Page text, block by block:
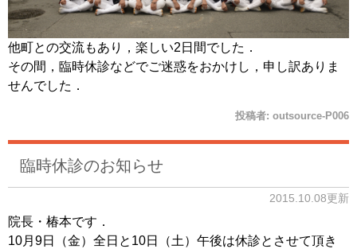
他町との交流もあり，楽しい2日間でした．
その間，臨時休診などでご迷惑をおかけし，申し訳ありま
せんでした．
投稿者: outsource-P006
臨時休診のお知らせ
2015.10.08更新
院長・椿本です．
10月9日（金）全日と10日（土）午後は休診とさせて頂き